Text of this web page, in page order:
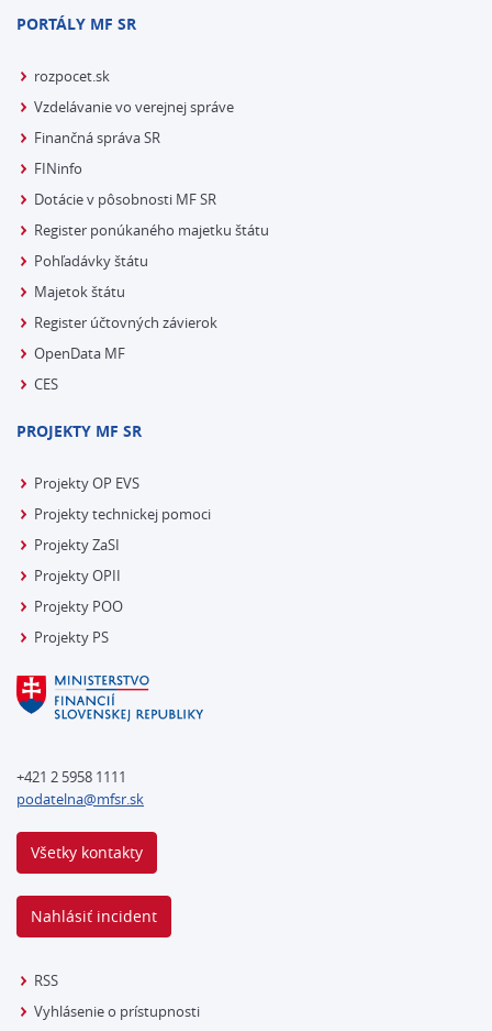
PORTÁLY MF SR
rozpocet.sk
Vzdelávanie vo verejnej správe
Finančná správa SR
FINinfo
Dotácie v pôsobnosti MF SR
Register ponúkaného majetku štátu
Pohľadávky štátu
Majetok štátu
Register účtovných závierok
OpenData MF
CES
PROJEKTY MF SR
Projekty OP EVS
Projekty technickej pomoci
Projekty ZaSI
Projekty OPII
Projekty POO
Projekty PS
+421 2 5958 1111
podatelna@mfsr.sk
Všetky kontakty
Nahlásiť incident
RSS
Vyhlásenie o prístupnosti